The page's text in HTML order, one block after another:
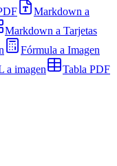
Markdown a
Markdown a Tarjetas
Fórmula a Imagen
a imagen
Tabla PDF